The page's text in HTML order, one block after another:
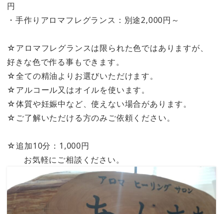
円
・手作りアロマフレグランス：別途2,000円～
☆アロマフレグランスは限られた色ではありますが、
好きな色で作る事もできます。
☆全ての精油よりお選びいただけます。
☆アルコール又はオイルを使います。
☆体質や妊娠中など、使えない場合があります。
☆ご了解いただける方のみご依頼ください。
☆追加10分：1,000円
お気軽にご相談ください。